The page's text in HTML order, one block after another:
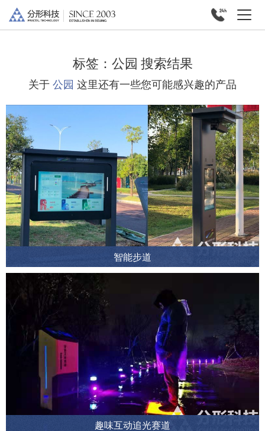
标签： 公园 搜索结果
关于 公园 这里还有一些您可能感兴趣的产品
智能步道
趣味互动追光赛道